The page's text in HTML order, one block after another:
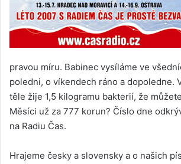
pravou míru. Babinec vysíláme ve
poledni, o víkendech ráno a dopoledne.
těle žije 1,5 kilogramu bakterií, že
Měsíci už za 777 korun? Číslo dne
na Radiu Čas.
Hrajeme česky a slovensky a o našich